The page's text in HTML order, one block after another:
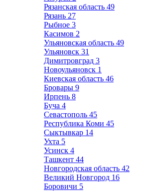
Рязанская область 49
Рязань 27
Рыбное 3
Касимов 2
Ульяновская область 49
Ульяновск 31
Димитровград 3
Новоульяновск 1
Киевская область 46
Бровары 9
Ирпень 8
Буча 4
Севастополь 45
Республика Коми 45
Сыктывкар 14
Ухта 5
Усинск 4
Ташкент 44
Новгородская область 42
Великий Новгород 16
Боровичи 5